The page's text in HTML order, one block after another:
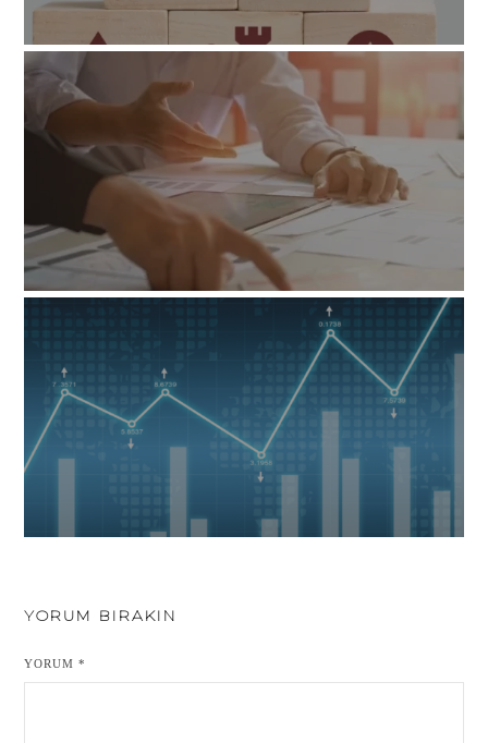
YORUM BIRAKIN
YORUM*